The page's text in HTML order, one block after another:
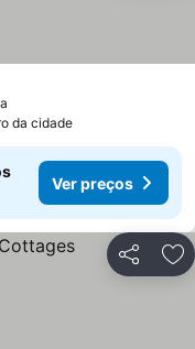
da cidade
Ver preços
Partilhar